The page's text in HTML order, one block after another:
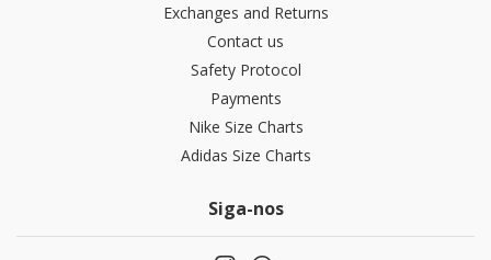
Exchanges and Returns
Contact us
Safety Protocol
Payments
Nike Size Charts
Adidas Size Charts
Siga-nos